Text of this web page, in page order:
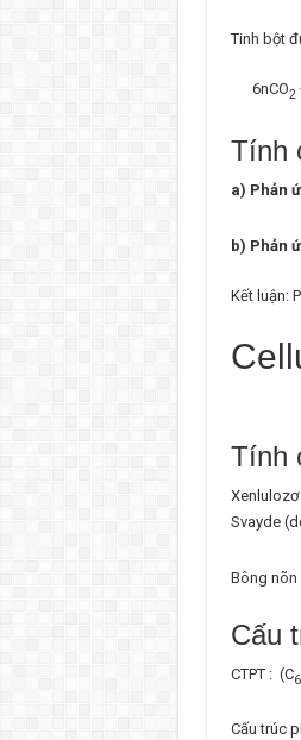
Tinh bột
6nCO2
Tính
a) Phản
b) Phản
Kết luận:
Tính
Svayde
Bông nõn
Cấu
CTPT : (C6
Cấu trúc